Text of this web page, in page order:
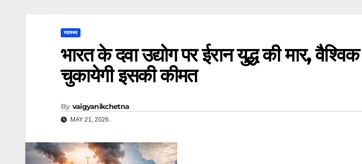
स्वास्थ्य
भारत के दवा उद्योग पर ईरान युद्ध की मार,
चुकायेगी इसकी कीमत
By vaigyanikchetna
MAY 21, 2026